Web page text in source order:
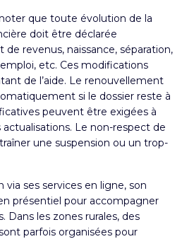
que toute évolution de la
doit être déclarée
revenus, naissance, séparation,
etc. Ces modifications
de l’aide. Le renouvellement
si le dossier reste à
peuvent être exigées à
Le non-respect de
une suspension ou un trop-
via ses services en ligne, son
présentiel pour accompagner
Dans les zones rurales, des
parfois organisées pour